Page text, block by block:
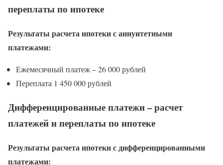
переплаты по ипотеке
Результаты расчета ипотеки с аннуитетными
платежами:
Ежемесячный платеж – 26 000 рублей
Переплата 1 450 000 рублей
Дифференцированные платежи – расчет
платежей и переплаты по ипотеке
Результаты расчета ипотеки с дифференцированными
платежами: